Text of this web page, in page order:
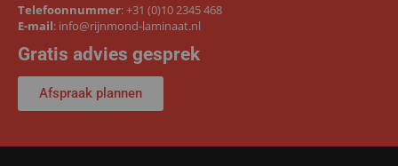
Telefoonnummer:+31 (0)10 2345 468
E-mail: info@rijnmond-laminaat.nl
Gratis advies gesprek
Afspraak plannen